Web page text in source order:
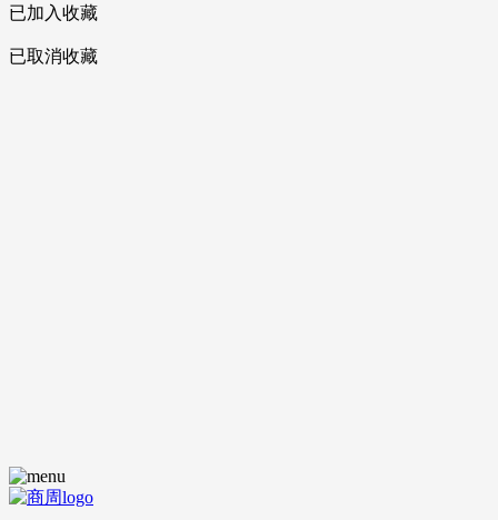
已加入收藏
已取消收藏